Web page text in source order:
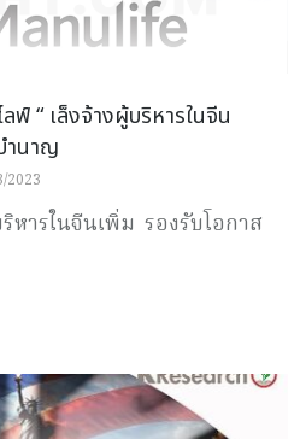
“ เล็งจ้างผู้บริหารในจีน
ำนาญ
2023
หารในจีนเพิ่ม รองรับโอกาส